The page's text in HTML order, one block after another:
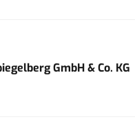
GmbH & Co. KG